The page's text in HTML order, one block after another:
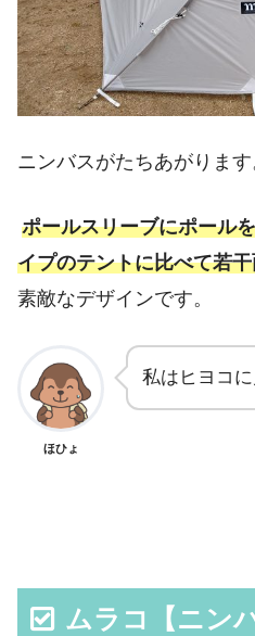
ニンバスがたちあがります
ポールスリーブにポール
イプのテントに比べて若
素敵なデザインです。
ほひょ
私はヒヨコに
ムラコ【ニン